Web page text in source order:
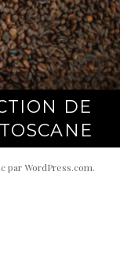
DE
parWordPress.com.